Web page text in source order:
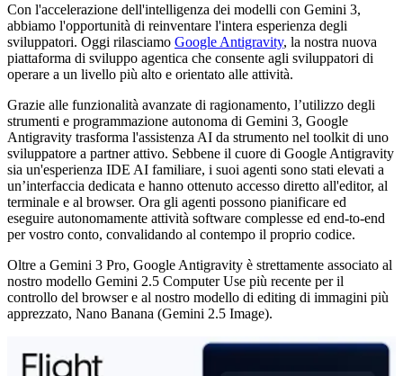
Con l'accelerazione dell'intelligenza dei modelli con Gemini 3,
abbiamo l'opportunità di reinventare l'intera esperienza degli
sviluppatori. Oggi rilasciamo Google Antigravity, la nostra nuova
piattaforma di sviluppo agentica che consente agli sviluppatori di
operare a un livello più alto e orientato alle attività.
Grazie alle funzionalità avanzate di ragionamento, l’utilizzo degli
strumenti e programmazione autonoma di Gemini 3, Google
Antigravity trasforma l'assistenza AI da strumento nel toolkit di uno
sviluppatore a partner attivo. Sebbene il cuore di Google Antigravity
sia un'esperienza IDE AI familiare, i suoi agenti sono stati elevati a
un’interfaccia dedicata e hanno ottenuto accesso diretto all'editor, al
terminale e al browser. Ora gli agenti possono pianificare ed
eseguire autonomamente attività software complesse ed end-to-end
per vostro conto, convalidando al contempo il proprio codice.
Oltre a Gemini 3 Pro, Google Antigravity è strettamente associato al
nostro modello Gemini 2.5 Computer Use più recente per il
controllo del browser e al nostro modello di editing di immagini più
apprezzato, Nano Banana (Gemini 2.5 Image).